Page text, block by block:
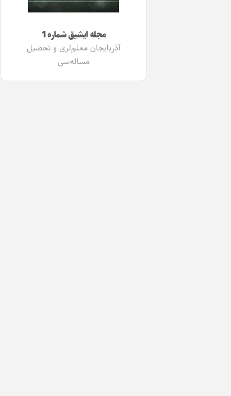
مجله ایشیق شماره 1
آذربایجان معلم‌لری و تحصیل
مساله‌سی